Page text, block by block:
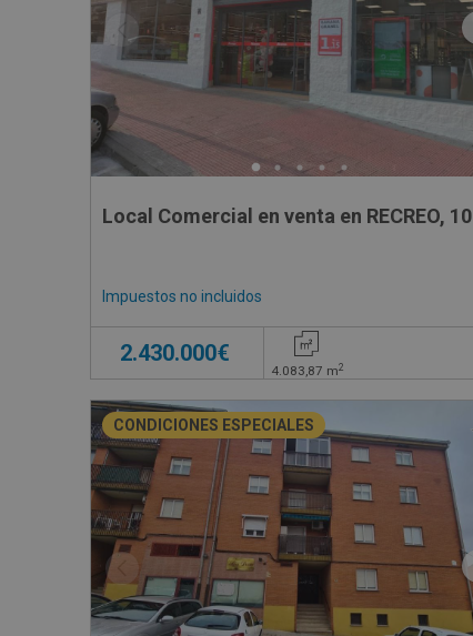
Local Comercial en venta en RECREO, 10
Impuestos no incluidos
2.430.000€
4.083,87 m2
CONDICIONES ESPECIALES